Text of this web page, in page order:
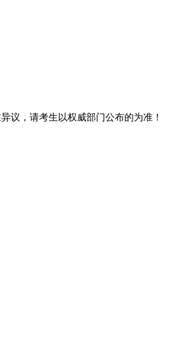
议，请考生以权威部门公布的为准！